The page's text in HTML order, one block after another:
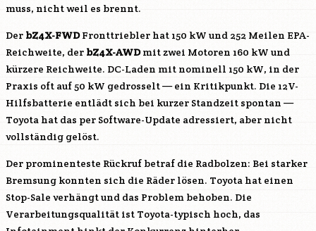
muss, nicht weil es brennt.
Der bZ4X-FWDFronttriebler hat 150 kW und 252 Meilen EPA-
Reichweite, der bZ4X-AWDmit zwei Motoren 160 kW und
kürzere Reichweite. DC-Laden mit nominell 150 kW, in der
Praxis oft auf 50 kW gedrosselt — ein Kritikpunkt. Die 12V-
Hilfsbatterie entlädt sich bei kurzer Standzeit spontan —
Toyota hat das per Software-Update adressiert, aber nicht
vollständig gelöst.
Der prominenteste Rückruf betraf die Radbolzen: Bei starker
Bremsung konnten sich die Räder lösen. Toyota hat einen
Stop-Sale verhängt und das Problem behoben. Die
Verarbeitungsqualität ist Toyota-typisch hoch, das